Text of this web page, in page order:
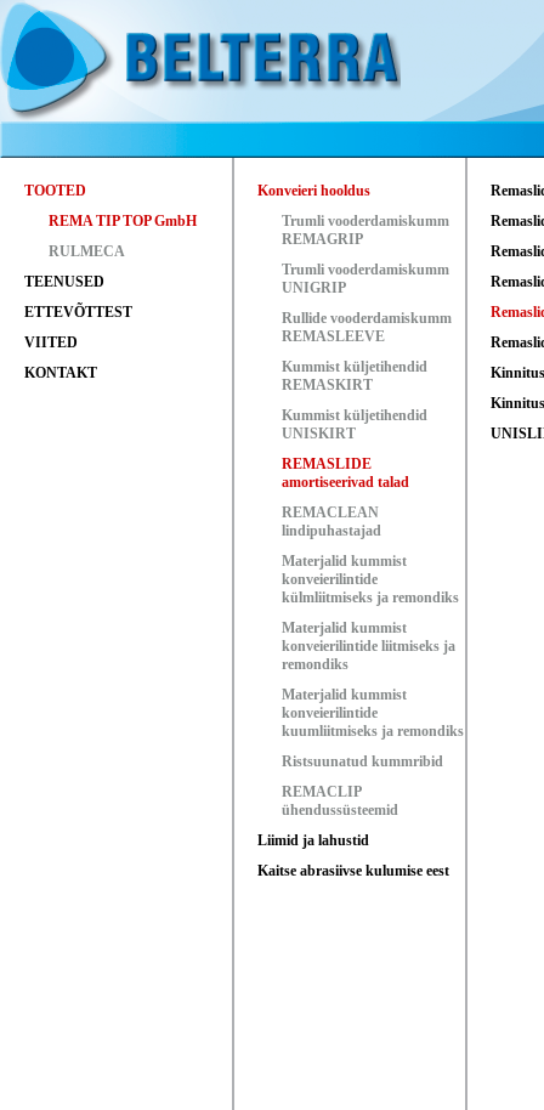
TOOTED
REMA TIP TOP GmbH
RULMECA
TEENUSED
ETTEVÕTTEST
VIITED
KONTAKT
Konveieri hooldus
Trumli vooderdamiskumm
REMAGRIP
Trumli vooderdamiskumm
UNIGRIP
Rullide vooderdamiskumm
REMASLEEVE
Kummist küljetihendid
REMASKIRT
Kummist küljetihendid
UNISKIRT
REMASLIDE
amortiseerivad talad
REMACLEAN
lindipuhastajad
Materjalid kummist
konveierilintide
külmliitmiseks ja remondiks
Materjalid kummist
konveierilintide liitmiseks ja
remondiks
Materjalid kummist
konveierilintide
kuumliitmiseks ja remondiks
Ristsuunatud kummribid
REMACLIP
ühendussüsteemid
Liimid ja lahustid
Kaitse abrasiivse kulumise eest